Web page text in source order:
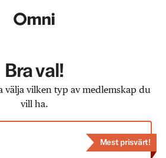
Bra val!
välja vilken typ av medlemskap du
vill ha.
Mest prisvärt!